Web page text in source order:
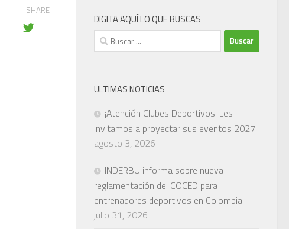
SHARE
DIGITA AQUÍ LO QUE BUSCAS
Buscar:
ULTIMAS NOTICIAS
¡Atención Clubes Deportivos! Les
invitamos a proyectar sus eventos 2027
agosto 3, 2026
INDERBU informa sobre nueva
reglamentación del COCED para
entrenadores deportivos en Colombia
julio 31, 2026